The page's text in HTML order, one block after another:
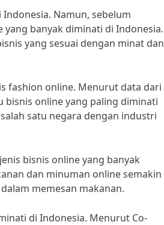
Namun, sebelum
banyak diminati di Indonesia.
yang sesuai dengan minat dan
fashion online. Menurut data dari
bisnis online yang paling diminati
satu negara dengan industri
bisnis online yang banyak
dan minuman online semakin
memesan makanan.
di Indonesia. Menurut Co-